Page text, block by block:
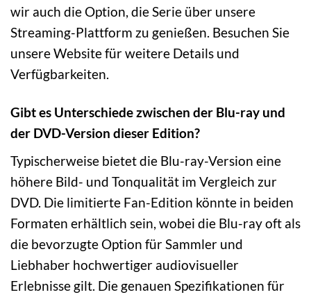
wir auch die Option, die Serie über unsere
Streaming-Plattform zu genießen. Besuchen Sie
unsere Website für weitere Details und
Verfügbarkeiten.
Gibt es Unterschiede zwischen der Blu-ray und
der DVD-Version dieser Edition?
Typischerweise bietet die Blu-ray-Version eine
höhere Bild- und Tonqualität im Vergleich zur
DVD. Die limitierte Fan-Edition könnte in beiden
Formaten erhältlich sein, wobei die Blu-ray oft als
die bevorzugte Option für Sammler und
Liebhaber hochwertiger audiovisueller
Erlebnisse gilt. Die genauen Spezifikationen für